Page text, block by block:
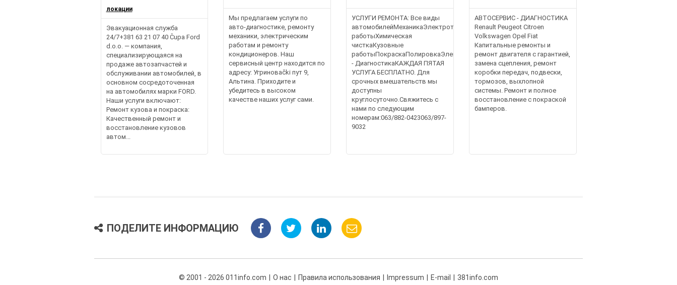
локации
Эвакуационная служба
24/7+381 63 21 07 40 Čupa Ford
d.o.o. — компания,
специализирующаяся на
продаже автозапчастей и
обслуживании автомобилей, в
основном сосредоточенная
на автомобилях марки FORD.
Наши услуги включают:
Ремонт кузова и покраска:
Качественный ремонт и
восстановление кузовов
автом...
Мы предлагаем услуги по
авто-диагностике, ремонту
механики, электрическим
работам и ремонту
кондиционеров. Наш
сервисный центр находится по
адресу: Угриноваčki пут 9,
Альтина. Приходите и
убедитесь в высоком
качестве наших услуг сами.
УСЛУГИ РЕМОНТА: Все виды
автомобилейМеханикаЭлектротехнические
работыХимическая
чисткаКузовные
работыПокраскаПолировкаЭлектроника
- ДиагностикаКАЖДАЯ ПЯТАЯ
УСЛУГА БЕСПЛАТНО. Для
срочных вмешательств мы
доступны
круглосуточно.Свяжитесь с
нами по следующим
номерам:063/882-0423063/897-
9032
АВТОСЕРВИС - ДИАГНОСТИКА
Renault Peugeot Citroen
Volkswagen Opel Fiat
Капитальные ремонты и
ремонт двигателя с гарантией,
замена сцепления, ремонт
коробки передач, подвески,
тормозов, выхлопной
системы. Ремонт и полное
восстановление с покраской
бамперов.
ПОДЕЛИТЕ ИНФОРМАЦИЮ
© 2001 - 2026 011info.com О нас Правила использования Impressum E-mail 381info.com